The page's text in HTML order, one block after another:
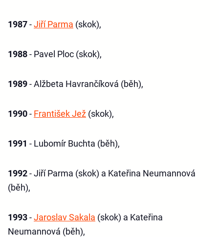
1987-Jiří Parma (skok),
1988- Pavel Ploc (skok),
1989- Alžbeta Havrančíková (běh),
1990- František Jež (skok),
1991 - Lubomír Buchta (běh),
1992- Jiří Parma (skok) a Kateřina Neumannová
(běh),
1993-Jaroslav Sakala (skok) a Kateřina
Neumannová (běh),